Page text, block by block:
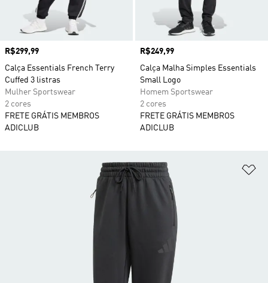
Preço
R$299,99
Calça Essentials French Terry
Cuffed 3 listras
Mulher Sportswear
2 cores
FRETE GRÁTIS MEMBROS
ADICLUB
Preço
R$249,99
Calça Malha Simples Essentials
Small Logo
Homem Sportswear
2 cores
FRETE GRÁTIS MEMBROS
ADICLUB